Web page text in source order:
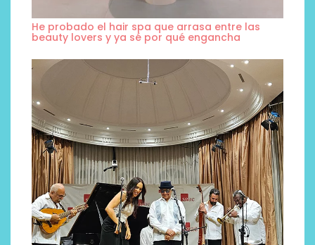
He probado el hair spa que arrasa entre las
beauty lovers y ya sé por qué engancha